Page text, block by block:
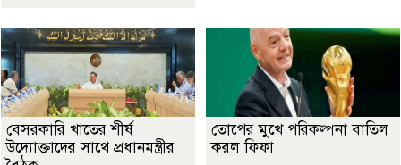
বেসরকারি খাতের শীর্ষ
উদ্যোক্তাদের সাথে প্রধানমন্ত্রীর
তোপের মুখে পরিকল্পনা বাতিল
করল ফিফা